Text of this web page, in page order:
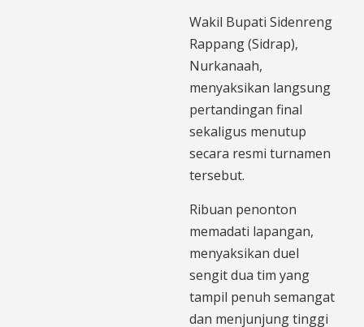
Wakil Bupati Sidenreng
Rappang (Sidrap),
Nurkanaah,
menyaksikan langsung
pertandingan final
sekaligus menutup
secara resmi turnamen
tersebut.
Ribuan penonton
memadati lapangan,
menyaksikan duel
sengit dua tim yang
tampil penuh semangat
dan menjunjung tinggi